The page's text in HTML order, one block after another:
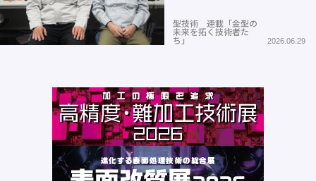
型技術 連載「金型の
未来を拓く技術者た
ち」
2026.06.29